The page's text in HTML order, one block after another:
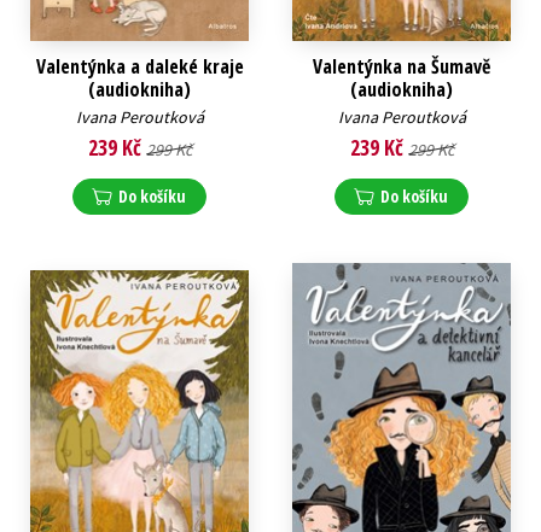
Valentýnka a daleké kraje
(audiokniha)
Ivana Peroutková
239 Kč 299 Kč
Do košíku
Valentýnka na Šumavě
(audiokniha)
Ivana Peroutková
239 Kč 299 Kč
Do košíku